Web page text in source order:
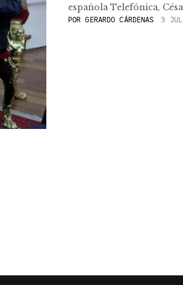
española Telefónica,
POR GERARDO CÁRDENAS 3